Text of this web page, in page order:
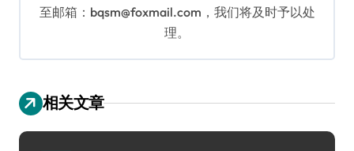
至邮箱：bqsm@foxmail.com，我们将及时予以处
理。
相关文章